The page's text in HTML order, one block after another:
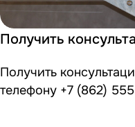
Получить
Получить
телефону +7 (862)